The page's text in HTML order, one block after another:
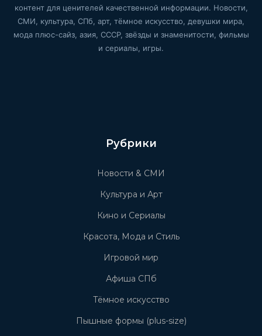
контент для ценителей качественной информации. Новости,
СМИ, культура, СПб, арт, тёмное искусство, девушки мира,
мода плюс-сайз, азия, СССР, звёзды и знаменитости, фильмы
и сериалы, игры.
Рубрики
Новости & СМИ
Культура и Арт
Кино и Сериалы
Красота, Мода и Стиль
Игровой мир
Афиша СПб
Тёмное искусство
Пышные формы (plus-size)